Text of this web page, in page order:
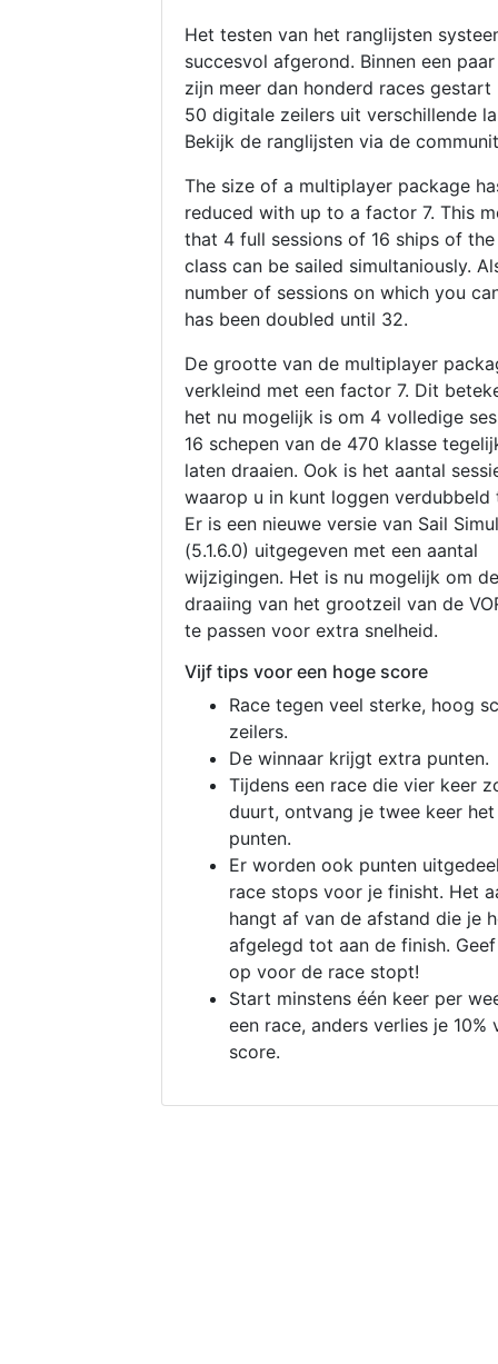
Het testen van het ranglijsten
succesvol afgerond. Binnen een
zijn meer dan honderd races gestart
50 digitale zeilers uit verschillende
Bekijk de ranglijsten via de
The size of a multiplayer package
reduced with up to a factor 7. This
that 4 full sessions of 16 ships of
class can be sailed simultaniously.
number of sessions on which you
has been doubled until 32.
De grootte van de multiplayer
verkleind met een factor 7. Dit
het nu mogelijk is om 4 volledige
16 schepen van de 470 klasse
laten draaien. Ook is het aantal
waarop u in kunt loggen verdubbeld
Er is een nieuwe versie van Sail
(5.1.6.0) uitgegeven met een aantal
wijzigingen. Het is nu mogelijk om de
draaiing van het grootzeil van de
te passen voor extra snelheid.
Vijf tips voor een hoge score
Race tegen veel sterke, hoog
zeilers.
De winnaar krijgt extra punten.
Tijdens een race die vier keer
duurt, ontvang je twee keer
punten.
Er worden ook punten
race stops voor je finisht. Het
hangt af van de afstand die je
afgelegd tot aan de finish.
op voor de race stopt!
Start minstens één keer per
een race, anders verlies je 10%
score.